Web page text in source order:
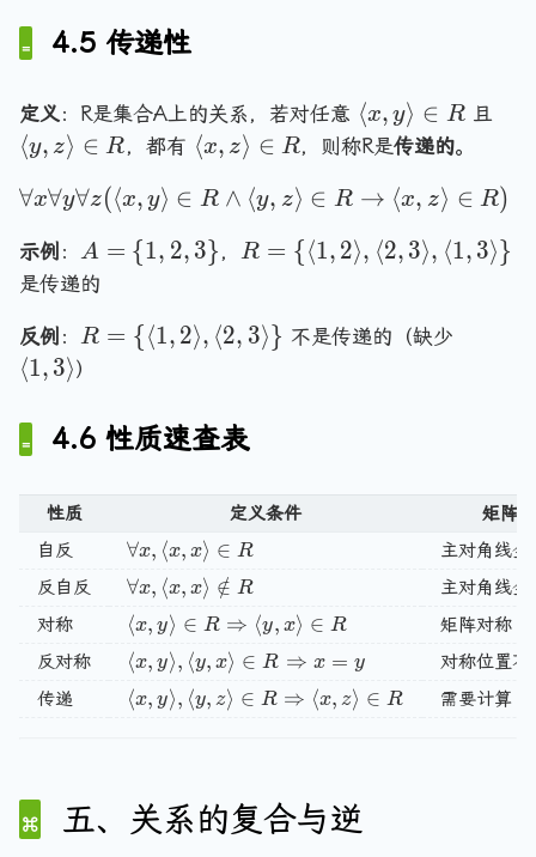
n
g
le
1
2
a
\
n
g
\
i
n
R
t
o
l
a
g
le
n
R
le
2
1
\
r
n
g
\
a
n
g
le
,
3
\
g
le
R
\
o
ti
n
R
y
(
l
a
g
le
x
,
y
\
r
n
le
l
a
a
n
le
\
n
R
le
\
o
ti
n
2
,
\
}
le
1
,
2
r
g
\
l
n
g
2
,
3
\
r
g
le
a
n
le
,
r
4.5 传递性
定义 ：R是集合A上的关系，若对任意 \
l
n
le
y
⟨x, y⟩ ∈ R且
n
le
le
\
i
n
R
⟨y, z⟩ ∈ R，都有 \
a
g
,
r
a
n
le
\
i
n
R
⟨x, z⟩ ∈ R，则称R是传递的。
\
o
r
ll
x
f
o
(
\
∀x∀y∀z(⟨x, y⟩ ∈ R ∧ ⟨y, z⟩ ∈ R → ⟨x, z⟩ ∈ R)
示例 ：
A
=
{
1
2
,
\
A = {1, 2, 3} ，
R
{
a
n
le
1
,
2
\
r
n
\
R = {⟨1, 2⟩, ⟨2, 3⟩, ⟨1, 3⟩}
是传递的
反例 ：
R
=
{
\
a
le
,
2
g
R = {⟨1, 2⟩, ⟨2, 3⟩} 不是传递的（缺少
,
3
\
r
a
n
⟨1, 3⟩）
4.6 性质速查表
性质 定义条件
矩阵
自反
\forall x, \langle x, x \rangle \in R
∀x, ⟨x, x⟩ ∈ R
主对角线全
反自反
\forall x, \langle x, x \rangle \notin R
∀x, ⟨x, x⟩ ∈
/ R
主对角线全
对称
\langle x, y \rangle \in R \Rightarrow
⟨x, y⟩ ∈ R ⇒ ⟨y, x⟩ ∈ R
矩阵对称
反对称
\langle x, y \rangle, \langle y, x \rangle
⟨x, y⟩, ⟨y, x⟩ ∈ R ⇒ x = y
对称位置不
传递
\langle x, y \rangle, \langle y, z \rangle
⟨x, y⟩, ⟨y, z⟩ ∈ R ⇒ ⟨x, z⟩ ∈ R 需要计算
五、关系的复合与逆